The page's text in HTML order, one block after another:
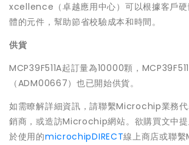
xcellence（卓越應用中心）可以根據客戶硬
體的元件，幫助節省校驗成本和時間。
供貨
MCP39F511A起訂量為10000顆，
（ADM00667）也已開始供貨。
如需瞭解詳細資訊，請聯繫Microchip業務
銷商，或造訪Microchip網站。欲購買文中
於使用的microchipDIRECT線上商店或聯